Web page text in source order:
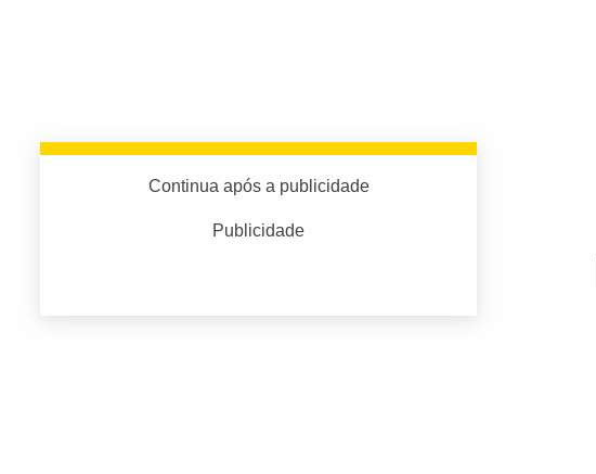
Continua após a publicidade
Publicidade